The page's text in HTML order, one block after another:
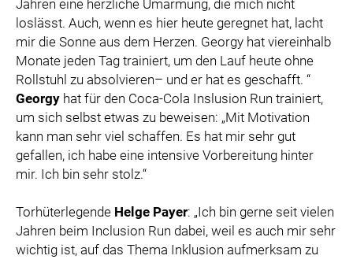
Jahren eine herzliche Umarmung, die mich nicht
loslässt. Auch, wenn es hier heute geregnet hat, lacht
mir die Sonne aus dem Herzen. Georgy hat viereinhalb
Monate jeden Tag trainiert, um den Lauf heute ohne
Rollstuhl zu absolvieren– und er hat es geschafft. “
Georgy hat für den Coca-Cola Inslusion Run trainiert,
um sich selbst etwas zu beweisen: „Mit Motivation
kann man sehr viel schaffen. Es hat mir sehr gut
gefallen, ich habe eine intensive Vorbereitung hinter
mir. Ich bin sehr stolz.“
Torhüterlegende Helge Payer: „Ich bin gerne seit vielen
Jahren beim Inclusion Run dabei, weil es auch mir sehr
wichtig ist, auf das Thema Inklusion aufmerksam zu